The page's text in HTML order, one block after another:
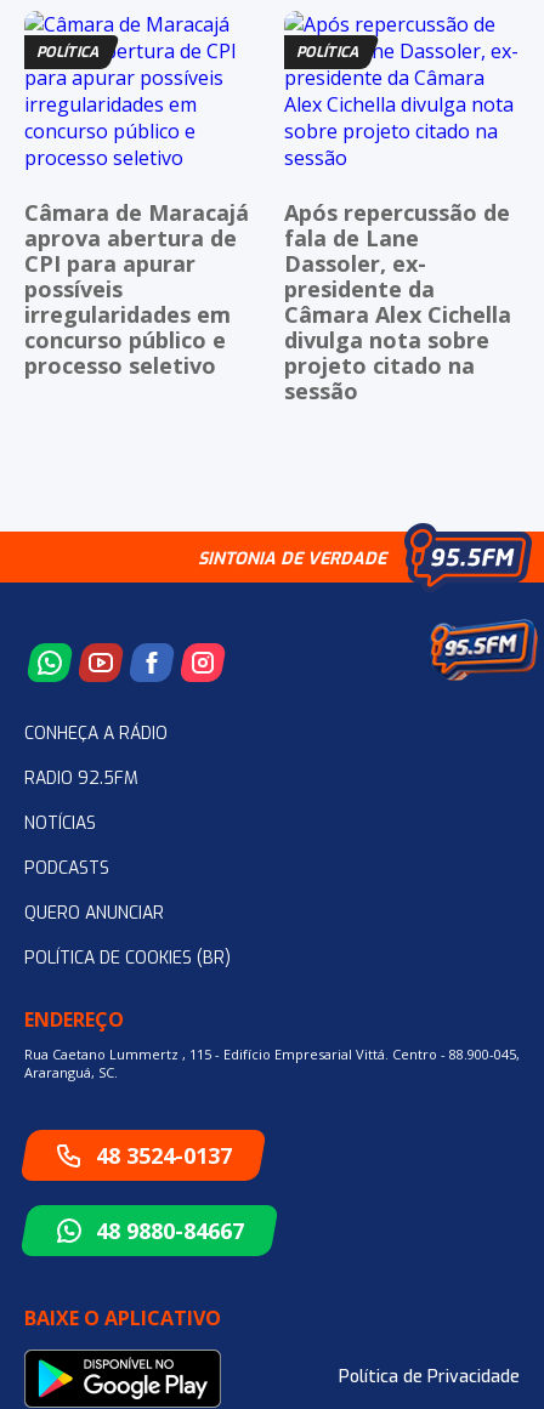
POLÍTICA
Câmara de Maracajá
aprova abertura de
CPI para apurar
possíveis
irregularidades em
concurso público e
processo seletivo
POLÍTICA
Após repercussão de
fala de Lane
Dassoler, ex-
presidente da
Câmara Alex Cichella
divulga nota sobre
projeto citado na
sessão
SINTONIA DE VERDADE
CONHEÇA A RÁDIO
RADIO 92.5FM
NOTÍCIAS
PODCASTS
QUERO ANUNCIAR
POLÍTICA DE COOKIES (BR)
ENDEREÇO
Rua Caetano Lummertz , 115 - Edifício Empresarial Vittá. Centro - 88.900-045,
Araranguá, SC.
48 3524-0137
48 9880-84667
BAIXE O APLICATIVO
Política de Privacidade